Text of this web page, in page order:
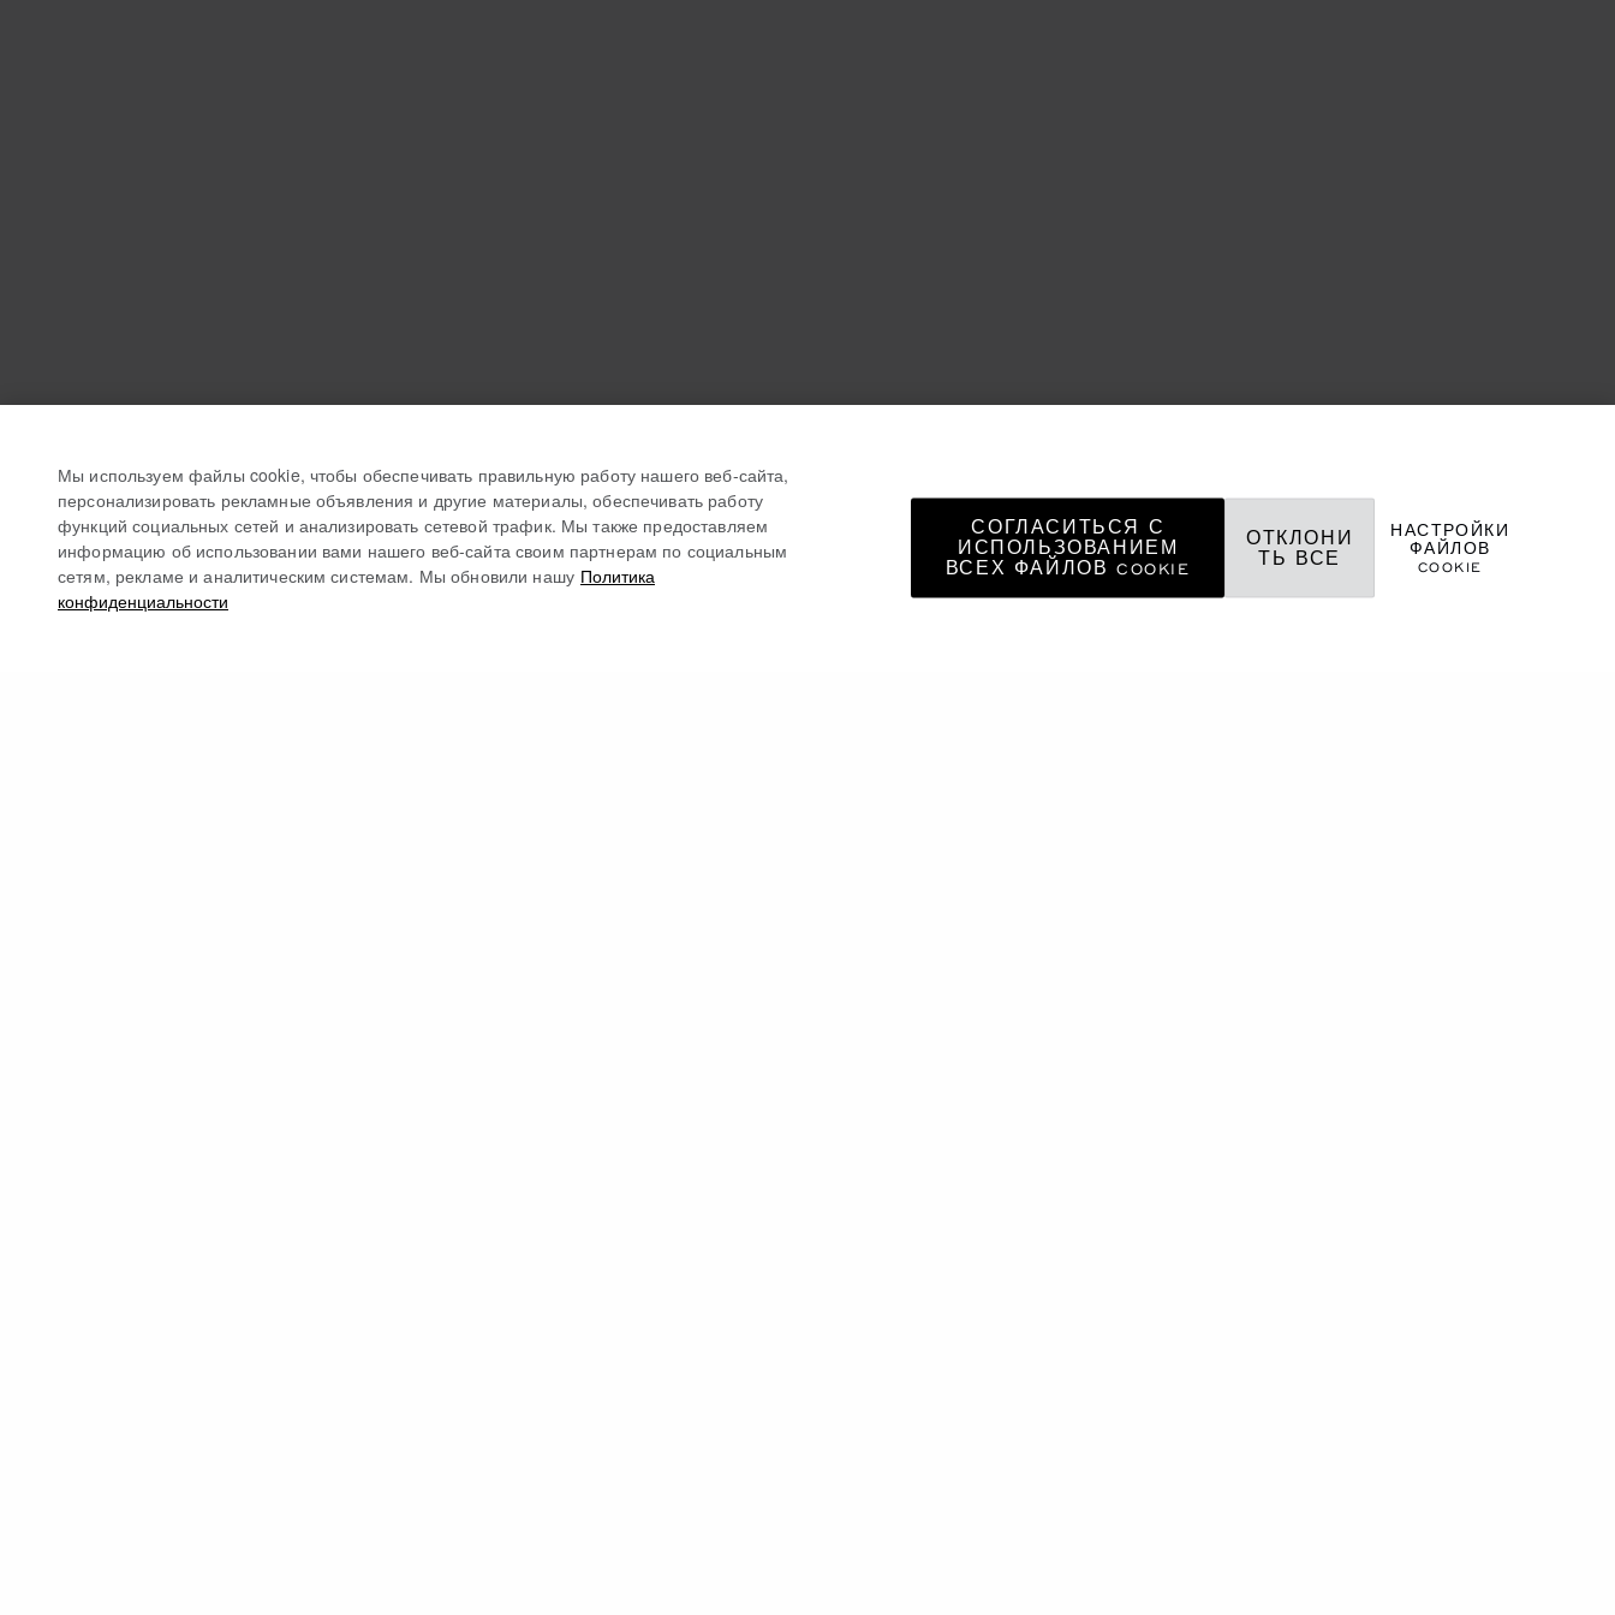
Мы используем файлы cookie, чтобы обеспечивать правильную работу нашего веб-сайта,
персонализировать рекламные объявления и другие материалы, обеспечивать работу
функций социальных сетей и анализировать сетевой трафик. Мы также предоставляем
информацию об использовании вами нашего веб-сайта своим партнерам по социальным
сетям, рекламе и аналитическим системам. Мы обновили нашу Политика
конфиденциальности
НАСТРОЙКИ
ФАЙЛОВ
COOKIE
ОТКЛОНИ
ТЬ ВСЕ
СОГЛАСИТЬСЯ С
ИСПОЛЬЗОВАНИЕМ
ВСЕХ ФАЙЛОВ COOKIE